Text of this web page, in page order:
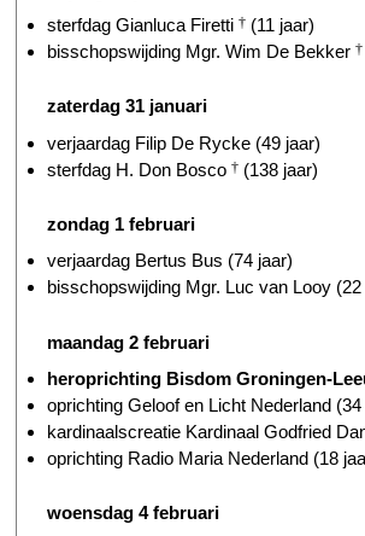
sterfdag Gianluca Firetti † (11 jaar)
bisschopswijding Mgr. Wim De Bekker †
zaterdag 31 januari
verjaardag Filip De Rycke (49 jaar)
sterfdag H. Don Bosco † (138 jaar)
zondag 1 februari
verjaardag Bertus Bus (74 jaar)
bisschopswijding Mgr. Luc van Looy (22
maandag 2 februari
heroprichting Bisdom Groningen-
oprichting Geloof en Licht Nederland
kardinaalscreatie Kardinaal Godfried
oprichting Radio Maria Nederland (18
woensdag 4 februari